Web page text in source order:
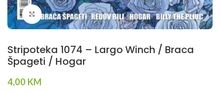
Klikni da povečaš
Stripoteka 1074 – Largo Winch / Braca
Špageti / Hogar
4,00 KM